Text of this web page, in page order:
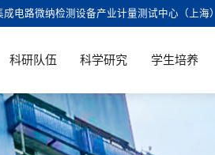
成电路微纳检测设备产业计量测试中心（上海）
科研队伍 科学研究 学生培养